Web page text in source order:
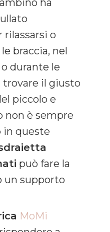
o
braccia, nel
durante le
il giusto
piccolo e
non è sempre
in queste
può fare la
un supporto
MoMi